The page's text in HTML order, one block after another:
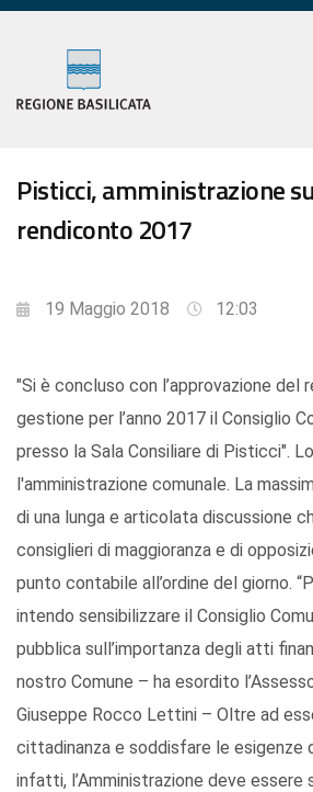
Pisticci, amministrazione
rendiconto 2017
19 Maggio 2018 12:03
"Si è concluso con l’approvazione del
gestione per l’anno 2017 il Consiglio
presso la Sala Consiliare di Pisticci".
l'amministrazione comunale. La
di una lunga e articolata discussione
consiglieri di maggioranza e di
punto contabile all’ordine del giorno.
intendo sensibilizzare il Consiglio
pubblica sull’importanza degli atti
nostro Comune – ha esordito
Giuseppe Rocco Lettini – Oltre ad
cittadinanza e soddisfare le esigenze
infatti, l’Amministrazione deve essere